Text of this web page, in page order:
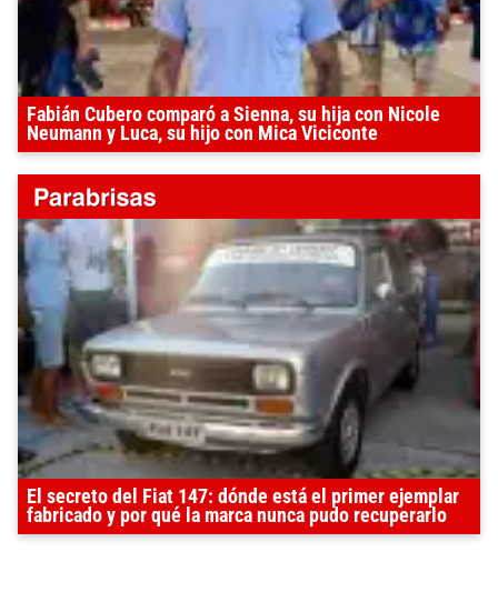
Fabián Cubero comparó a Sienna, su hija con Nicole
Neumann y Luca, su hijo con Mica Viciconte
El secreto del Fiat 147: dónde está el primer ejemplar
fabricado y por qué la marca nunca pudo recuperarlo